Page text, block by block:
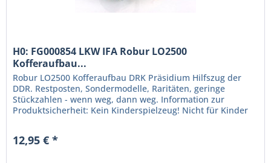
H0: FG000854 LKW IFA Robur LO2500
Kofferaufbau...
Robur LO2500 Kofferaufbau DRK Präsidium Hilfszug der
DDR. Restposten, Sondermodelle, Raritäten, geringe
Stückzahlen - wenn weg, dann weg. Information zur
Produktsicherheit: Kein Kinderspielzeug! Nicht für Kinder
12,95 € *